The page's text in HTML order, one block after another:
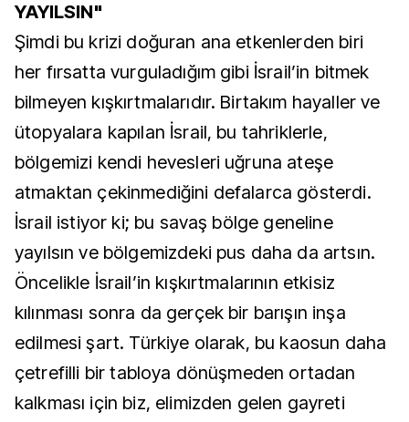
YAYILSIN"
Şimdi bu krizi doğuran ana etkenlerden biri
her fırsatta vurguladığım gibi İsrail’in bitmek
bilmeyen kışkırtmalarıdır. Birtakım hayaller ve
ütopyalara kapılan İsrail, bu tahriklerle,
bölgemizi kendi hevesleri uğruna ateşe
atmaktan çekinmediğini defalarca gösterdi.
İsrail istiyor ki; bu savaş bölge geneline
yayılsın ve bölgemizdeki pus daha da artsın.
Öncelikle İsrail’in kışkırtmalarının etkisiz
kılınması sonra da gerçek bir barışın inşa
edilmesi şart. Türkiye olarak, bu kaosun daha
çetrefilli bir tabloya dönüşmeden ortadan
kalkması için biz, elimizden gelen gayreti